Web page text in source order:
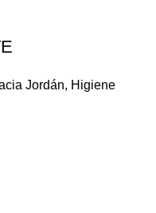
Jordán, Higiene